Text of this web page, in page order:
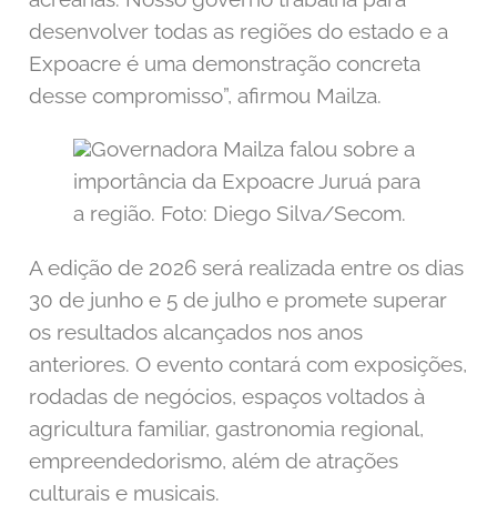
desenvolver todas as regiões do estado e a
Expoacre é uma demonstração concreta
desse compromisso”, afirmou Mailza.
Governadora Mailza falou sobre a
importância da Expoacre Juruá para
a região. Foto: Diego Silva/Secom.
A edição de 2026 será realizada entre os dias
30 de junho e 5 de julho e promete superar
os resultados alcançados nos anos
anteriores. O evento contará com exposições,
rodadas de negócios, espaços voltados à
agricultura familiar, gastronomia regional,
empreendedorismo, além de atrações
culturais e musicais.